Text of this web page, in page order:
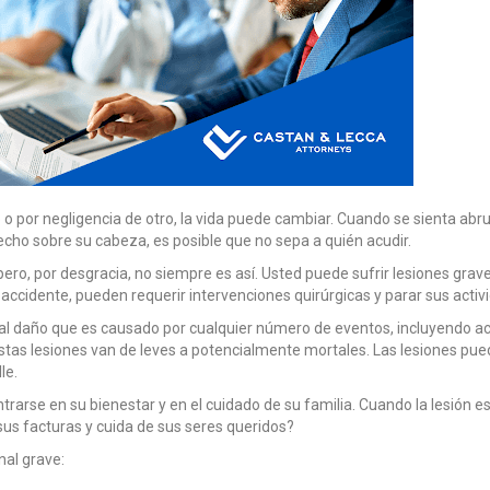
por negligencia de otro, la vida puede cambiar. Cuando se sienta
sobre su cabeza, es posible que no sepa a quién acudir.
por desgracia, no siempre es así. Usted puede sufrir lesiones
pueden requerir intervenciones quirúrgicas y parar sus
que es causado por cualquier número de eventos, incluyendo
lesiones van de leves a potencialmente mortales. Las lesiones
en su bienestar y en el cuidado de su familia. Cuando la lesión
facturas y cuida de sus seres queridos?
grave: